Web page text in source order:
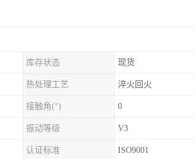
库存状态 现货
热处理工艺 淬火回火
接触角(°) 0
振动等级 V3
认证标准 ISO9001